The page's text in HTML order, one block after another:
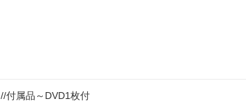
//付属品～DVD1枚付